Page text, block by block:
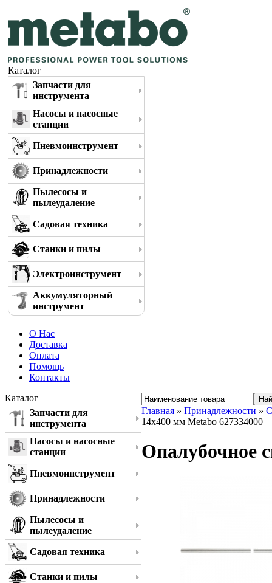
Каталог
Запчасти для
инструмента
Насосы и насосные
станции
Пневмоинструмент
Принадлежности
Пылесосы и
пылеудаление
Садовая техника
Станки и пилы
Электроинструмент
Аккумуляторный
инструмент
О Нас
Доставка
Оплата
Помощь
Контакты
Каталог
Запчасти для
инструмента
Насосы и насосные
станции
Пневмоинструмент
Принадлежности
Пылесосы и
пылеудаление
Садовая техника
Станки и пилы
Главная » Принадлежности »
14x400 мм Metabo 627334000
Опалубочное